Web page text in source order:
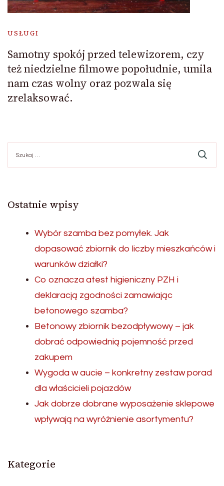
USŁUGI
Samotny spokój przed telewizorem, czy
też niedzielne filmowe popołudnie, umila
nam czas wolny oraz pozwala się
zrelaksować.
Ostatnie wpisy
Wybór szamba bez pomyłek. Jak
dopasować zbiornik do liczby mieszkańców i
warunków działki?
Co oznacza atest higieniczny PZH i
deklaracją zgodności zamawiając
betonowego szamba?
Betonowy zbiornik bezodpływowy – jak
dobrać odpowiednią pojemność przed
zakupem
Wygoda w aucie – konkretny zestaw porad
dla właścicieli pojazdów
Jak dobrze dobrane wyposażenie sklepowe
wpływają na wyróżnienie asortymentu?
Kategorie